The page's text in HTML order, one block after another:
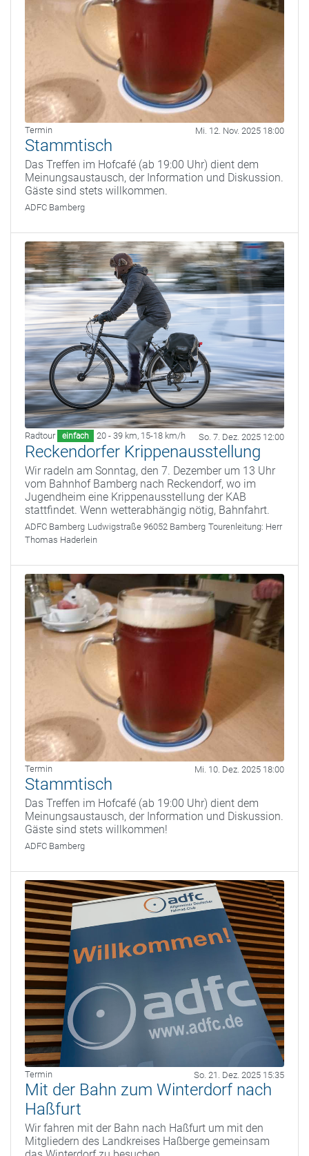
Termin Mi. 12. Nov. 2025 18:00
Stammtisch
Das Treffen im Hofcafé (ab 19:00 Uhr) dient dem
Meinungsaustausch, der Information und Diskussion.
Gäste sind stets willkommen.
ADFC Bamberg
Radtour einfach 20 - 39 km, 15-18 km/h So. 7. Dez. 2025 12:00
Reckendorfer Krippenausstellung
Wir radeln am Sonntag, den 7. Dezember um 13 Uhr
vom Bahnhof Bamberg nach Reckendorf, wo im
Jugendheim eine Krippenausstellung der KAB
stattfindet. Wenn wetterabhängig nötig, Bahnfahrt.
ADFC Bamberg Ludwigstraße 96052 Bamberg Tourenleitung: Herr
Thomas Haderlein
Termin Mi. 10. Dez. 2025 18:00
Stammtisch
Das Treffen im Hofcafé (ab 19:00 Uhr) dient dem
Meinungsaustausch, der Information und Diskussion.
Gäste sind stets willkommen!
ADFC Bamberg
Termin So. 21. Dez. 2025 15:35
Mit der Bahn zum Winterdorf nach
Haßfurt
Wir fahren mit der Bahn nach Haßfurt um mit den
Mitgliedern des Landkreises Haßberge gemeinsam